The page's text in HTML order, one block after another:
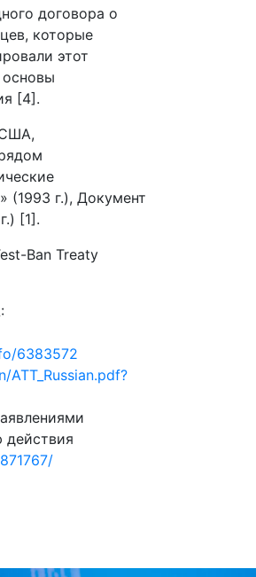
договора о
которые
этот
[4].
США,
(1993 г.), Документ
[1].
Ban Treaty
6383572
действия